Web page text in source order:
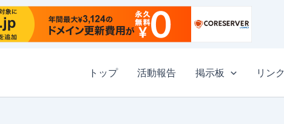
トップ 活動報告 掲示板 リンク